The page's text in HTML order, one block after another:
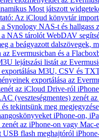
Most játszott
Az iCloud könyvtár
Synology NAS-t és hallgass
NAS tárolót WebDAV
a beágyazott dalszövegek,
az Evermusicban és a
lejátszási listát az
M3U, CSV és
exportálása az
az iCloud Drive-ról
(veszteségmentes) zenét
tekintsünk meg
iPhone-on,
az iPhone-on vagy Mac-
USB flash meghajtóról